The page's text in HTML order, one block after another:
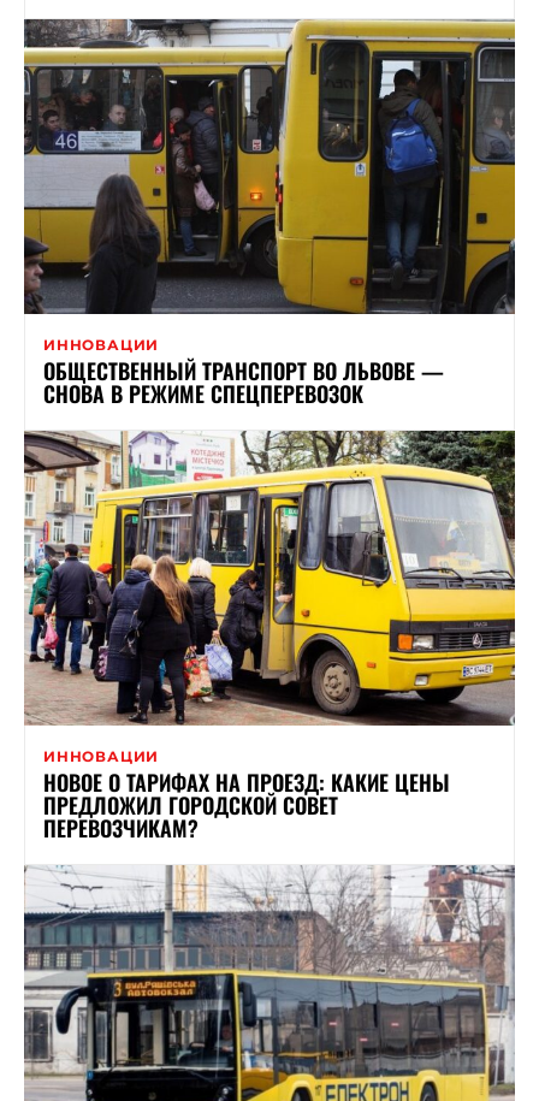
ИННОВАЦИИ
ОБЩЕСТВЕННЫЙ ТРАНСПОРТ ВО ЛЬВОВЕ —
СНОВА В РЕЖИМЕ СПЕЦПЕРЕВОЗОК
ИННОВАЦИИ
НОВОЕ О ТАРИФАХ НА ПРОЕЗД: КАКИЕ ЦЕНЫ
ПРЕДЛОЖИЛ ГОРОДСКОЙ СОВЕТ
ПЕРЕВОЗЧИКАМ?